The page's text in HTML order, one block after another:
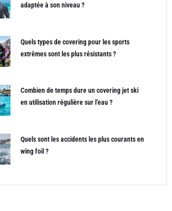
adaptée à son niveau ?
Quels types de covering pour les sports
extrêmes sont les plus résistants ?
Combien de temps dure un covering jet ski
en utilisation régulière sur l’eau ?
Quels sont les accidents les plus courants en
wing foil ?